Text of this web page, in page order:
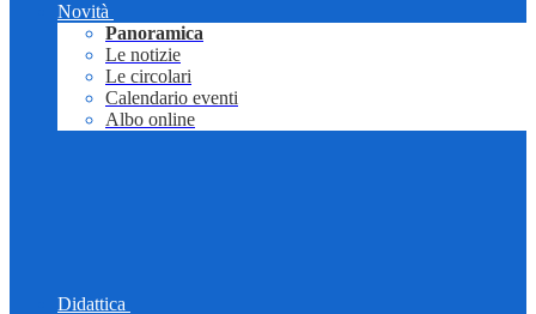
Novità
Panoramica
Le notizie
Le circolari
Calendario eventi
Albo online
Didattica